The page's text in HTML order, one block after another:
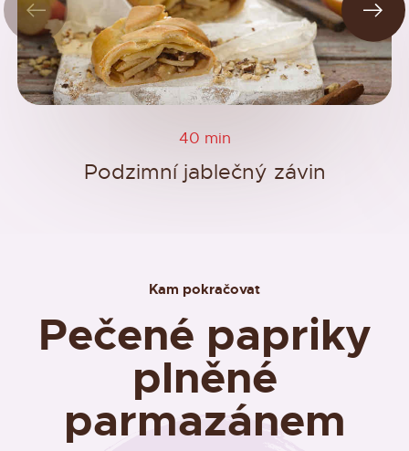
40 min
Podzimní jablečný závin
Kam pokračovat
Pečené papriky
plněné
parmazánem